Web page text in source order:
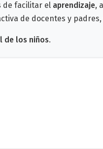
de facilitar el aprendizaje,
de docentes y padres,
de los niños.